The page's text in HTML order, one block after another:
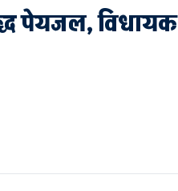
पेयजल, विधायक